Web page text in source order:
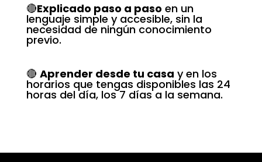
🔴Explicado paso a paso en un
lenguaje simple y accesible, sin la
necesidad de ningún conocimiento
previo.
🔴 Aprender desde tu casa y en los
horarios que tengas disponibles las 24
horas del día, los 7 días a la semana.